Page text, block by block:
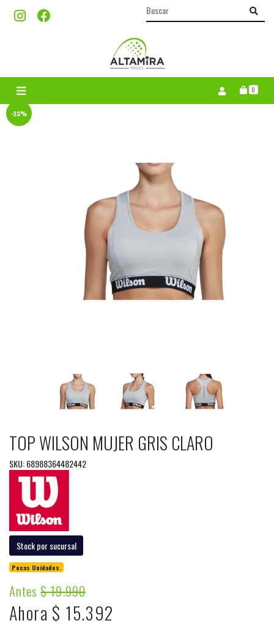
0
-23%
TOP WILSON MUJER GRIS CLARO
SKU: 68988364482442
Stock por sucursal
Pocas Unidades.
Antes$ 19.990
Ahora $ 15.392